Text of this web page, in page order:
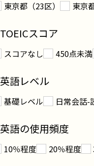
東京都（23区） 東京
TOEICスコア
スコアなし 450点未満
英語レベル
基礎レベル 日常会話-
英語の使用頻度
10％程度 20％程度